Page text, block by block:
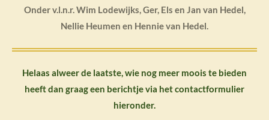
Onder v.l.n.r. Wim Lodewijks, Ger, Els en Jan van Hedel,
Nellie Heumen en Hennie van Hedel.
Helaas alweer de laatste, wie nog meer moois te bieden
heeft dan graag een berichtje via het contactformulier
hieronder.